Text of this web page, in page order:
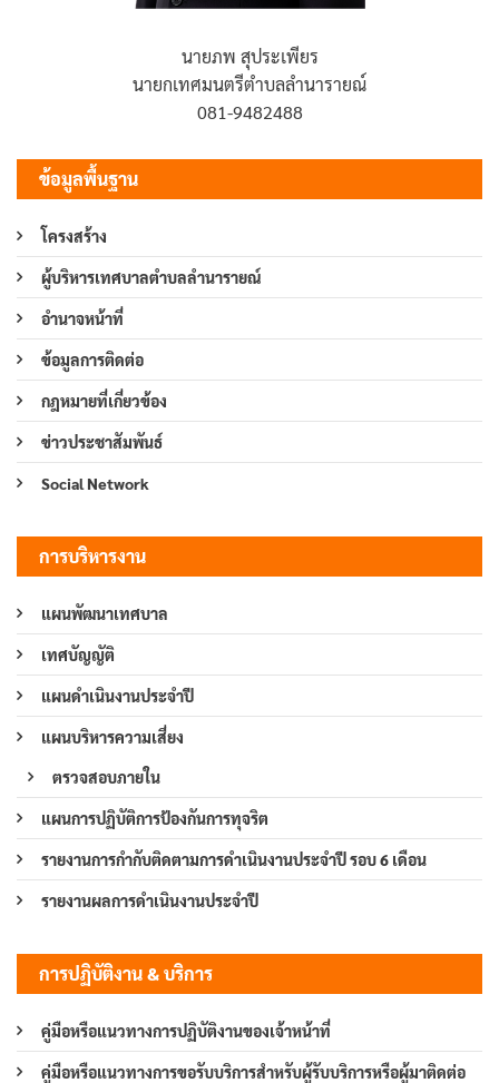
นายภพ สุประเพียร
นายกเทศมนตรีตำบลลำนารายณ์
081-9482488
ข้อมูลพื้นฐาน
โครงสร้าง
ผู้บริหารเทศบาลตำบลลำนารายณ์
อำนาจหน้าที่
ข้อมูลการติดต่อ
กฎหมายที่เกี่ยวข้อง
ข่าวประชาสัมพันธ์
Social Network
การบริหารงาน
แผนพัฒนาเทศบาล
เทศบัญญัติ
แผนดำเนินงานประจำปี
แผนบริหารความเสี่ยง
ตรวจสอบภายใน
แผนการปฏิบัติการป้องกันการทุจริต
รายงานการกำกับติดตามการดำเนินงานประจำปี รอบ 6 เดือน
รายงานผลการดำเนินงานประจำปี
การปฏิบัติงาน & บริการ
คู่มือหรือแนวทางการปฏิบัติงานของเจ้าหน้าที่
คู่มือหรือแนวทางการขอรับบริการสำหรับผู้รับบริการหรือผู้มาติดต่อ